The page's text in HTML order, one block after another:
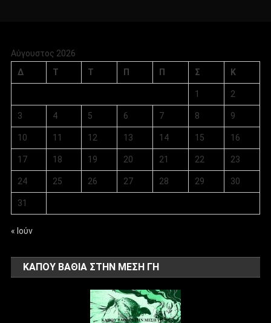
Αύγουστος 2026
Δ
Τ Τ Π Π Σ Κ
1 2
3 4 5 6 7 8 9
10 11 12 13 14 15 16
17 18 19 20 21 22 23
24 25 26 27 28 29 30
31
« Ιούν
ΚΑΠΟΥ ΒΑΘΙΑ ΣΤΗΝ ΜΕΣΗ ΓΗ